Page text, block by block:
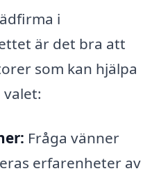
i
är det bra att
som kan hjälpa
Fråga vänner
erfarenheter av